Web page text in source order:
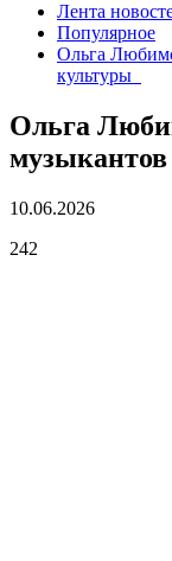
Лента
Популярное
Ольга
культуры
Ольга
музыкантов
10.06.2026
242